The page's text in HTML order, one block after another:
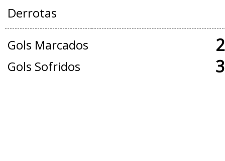
Derrotas
Gols Marcados
Gols Sofridos